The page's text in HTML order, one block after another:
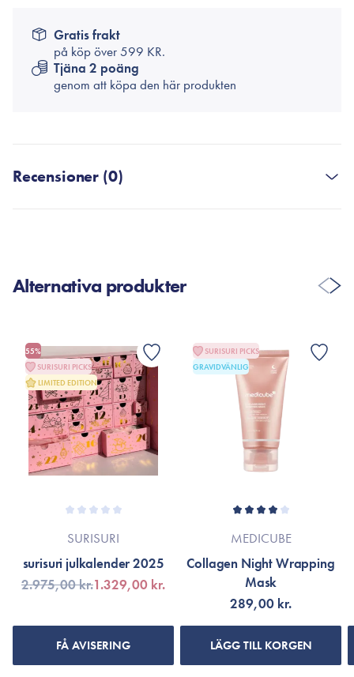
Gratis frakt
på köp över599 KR.
Tjäna 2 poäng
genom att köpa den här produkten
Recensioner (0)
Alternativa produkter
55%
SURISURI PICKS
LIMITED EDITION
SURISURI
surisuri julkalender 2025
2.975,00 kr.1.329,00 kr.
FÅ AVISERING
SURISURI PICKS
GRAVIDVÄNLIG
MEDICUBE
Collagen Night Wrapping
Mask
289,00 kr.
LÄGG TILL KORGEN